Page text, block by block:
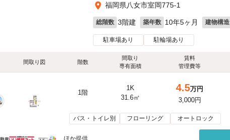
福岡県八女市室岡775-1
総階数 3階建 築年数 10年5ヶ月 建物構造
駐車場あり 駐輪場あり
間取り図 階数
間取り
専有面積
賃料
管理費等
1階
1K
31.6㎡
4.5万円
3,000円
バス・トイレ別 フローリング オートロック
ほか提供